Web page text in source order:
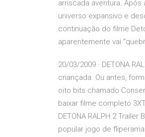
arriscada aventura. Após
universo expansivo e
continuação do filme
aparentemente vai
20/03/2009 · DETONA
criançada. Ou antes,
oito bits chamado
baixar filme completo
DETONA RALPH 2
popular jogo de